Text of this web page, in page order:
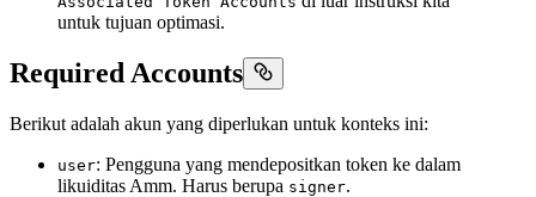
untuk tujuan optimasi.
Required Accounts
Berikut adalah akun yang diperlukan untuk konteks ini:
user: Pengguna yang mendepositkan token ke dalam
likuiditas Amm. Harus berupa signer.